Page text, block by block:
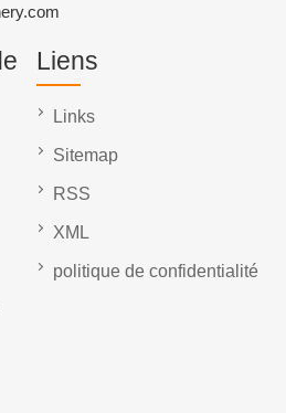
Liens
Links
Sitemap
RSS
XML
politique de confidentialité